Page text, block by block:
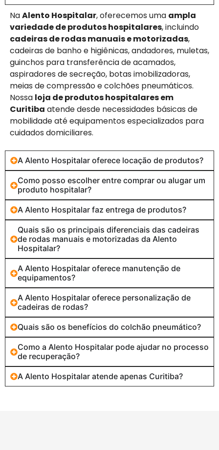
NaAlento Hospitalar, oferecemos uma ampla
variedade de produtos hospitalares, incluindo
cadeiras de rodas manuais e motorizadas,
cadeiras de banho e higiênicas, andadores, muletas,
guinchos para transferência de acamados,
aspiradores de secreção, botas imobilizadoras,
meias de compressão e colchões pneumáticos.
Nossa loja de produtos hospitalares em
Curitiba atende desde necessidades básicas de
mobilidade até equipamentos especializados para
cuidados domiciliares.
A Alento Hospitalar oferece locação de produtos?
Como posso escolher entre comprar ou alugar um
produto hospitalar?
A Alento Hospitalar faz entrega de produtos?
Quais são os principais diferenciais das cadeiras
de rodas manuais e motorizadas da Alento
Hospitalar?
A Alento Hospitalar oferece manutenção de
equipamentos?
A Alento Hospitalar oferece personalização de
cadeiras de rodas?
Quais são os benefícios do colchão pneumático?
Como a Alento Hospitalar pode ajudar no processo
de recuperação?
A Alento Hospitalar atende apenas Curitiba?